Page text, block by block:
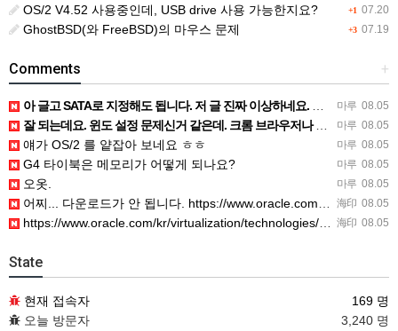
+1 07.20
OS/2 V4.52 사용중인데, USB drive 사용 가능한지요?
+3 07.19
GhostBSD(와 FreeBSD)의 마우스 문제
+
Comments
마루 08.05
아 글고 SATA로 지정해도 됩니다. 저 글 진짜 이상하네요. 옛날꺼 퍼와서 그런거 같은데요.
마루 08.05
잘 되는데요. 윈도 설정 문제신거 같은데. 크롬 브라우저나 파폭으로 해 보세요
마루 08.05
얘가 OS/2 를 얕잡아 보네요 ㅎㅎ
마루 08.05
G4 타이북은 메모리가 어떻게 되나요?
마루 08.05
오옷.
海印 08.05
어찌... 다운로드가 안 됩니다. https://www.oracle.com/kr/virtualization/…
海印 08.05
https://www.oracle.com/kr/virtualization/technologies/vm/dow…
State
현재 접속자
169 명
오늘 방문자
3,240 명